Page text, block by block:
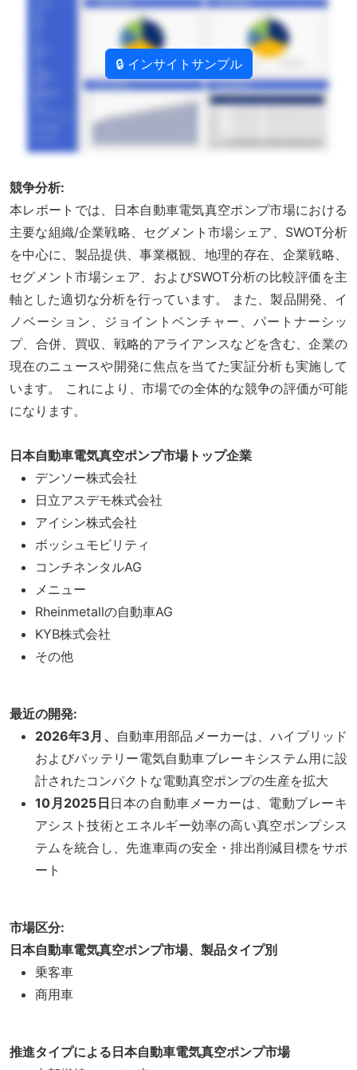
🔒 インサイトサンプル
競争分析:
本レポートでは、日本自動車電気真空ポンプ市場における
主要な組織/企業戦略、セグメント市場シェア、SWOT分析
を中心に、製品提供、事業概観、地理的存在、企業戦略、
セグメント市場シェア、およびSWOT分析の比較評価を主
軸とした適切な分析を行っています。 また、製品開発、イ
ノベーション、ジョイントベンチャー、パートナーシッ
プ、合併、買収、戦略的アライアンスなどを含む、企業の
現在のニュースや開発に焦点を当てた実証分析も実施して
います。 これにより、市場での全体的な競争の評価が可能
になります。
日本自動車電気真空ポンプ市場トップ企業
デンソー株式会社
日立アスデモ株式会社
アイシン株式会社
ボッシュモビリティ
コンチネンタルAG
メニュー
Rheinmetallの自動車AG
KYB株式会社
その他
最近の開発:
2026年3月、
自動車用部品メーカーは、ハイブリッド
およびバッテリー電気自動車ブレーキシステム用に設
計されたコンパクトな電動真空ポンプの生産を拡大
10月2025日 日本の自動車メーカーは、電動ブレーキ
アシスト技術とエネルギー効率の高い真空ポンプシス
テムを統合し、先進車両の安全・排出削減目標をサポ
ート
市場区分:
日本自動車電気真空ポンプ市場、製品タイプ別
乗客車
商用車
推進タイプによる日本自動車電気真空ポンプ市場